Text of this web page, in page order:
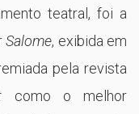
teatral, foi a
Salome, exibida em
pela revista
como o melhor